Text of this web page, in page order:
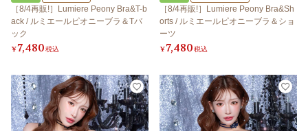
［8/4再販!］Lumiere Peony Bra&T-b
ack / ルミエールピオニーブラ＆Tバ
ック
¥7,480税込
［8/4再販!］Lumiere Peony Bra&Sh
orts / ルミエールピオニーブラ＆ショ
ーツ
¥7,480税込